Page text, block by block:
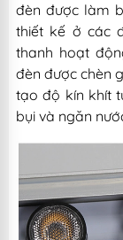
đèn được làm
thiết kế ở các
thanh hoạt
đèn được chèn
tạo độ kín khít
bụi và ngăn